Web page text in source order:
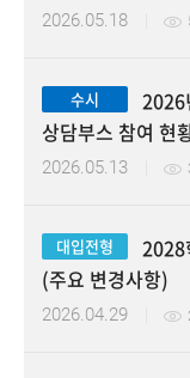
2026.05.18
수시
2026
상담부스 참여 현
2026.05.13
대입전형
2028
(주요 변경사항)
2026.04.29